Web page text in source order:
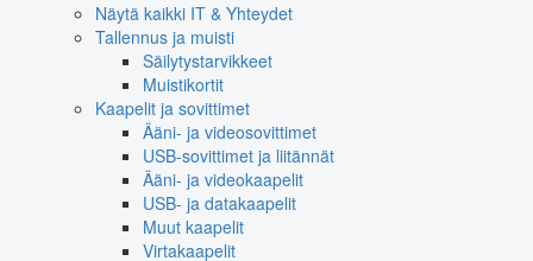
Näytä kaikki IT & Yhteydet
Tallennus ja muisti
Säilytystarvikkeet
Muistikortit
Kaapelit ja sovittimet
Ääni- ja videosovittimet
USB-sovittimet ja liitännät
Ääni- ja videokaapelit
USB- ja datakaapelit
Muut kaapelit
Virtakaapelit